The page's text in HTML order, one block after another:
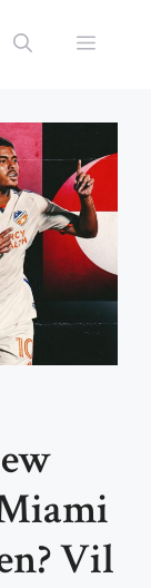
Meny
Vil